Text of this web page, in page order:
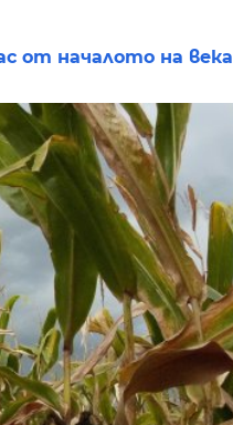
от началото на века